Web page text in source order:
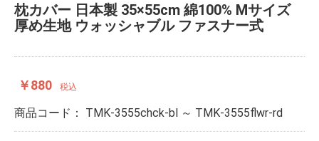
枕カバー 日本製 35×55cm 綿100% Mサイズ
厚め生地 ウォッシャブル ファスナー式
￥880 税込
商品コード： TMK-3555chck-bl ～ TMK-3555flwr-rd